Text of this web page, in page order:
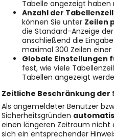
Tabelle angezeigt
Anzahl der
können Sie unter Zeilen
die Standard-Anzeige
anschließend die
maximal 300 Zeilen
Globale Einstellungen
fest, wie viele
Tabellen angezeigt
Zeitliche Beschränkung der
Als angemeldeter Benutzer
Sicherheitsgründen
einen längeren Zeitraum nicht
sich ein entsprechender